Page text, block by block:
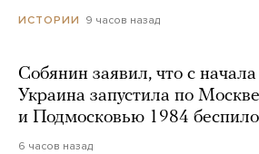
ИСТОРИИ 9 часов назад
Собянин заявил, что с начала
Украина запустила по Москве
и Подмосковью 1984
6 часов назад